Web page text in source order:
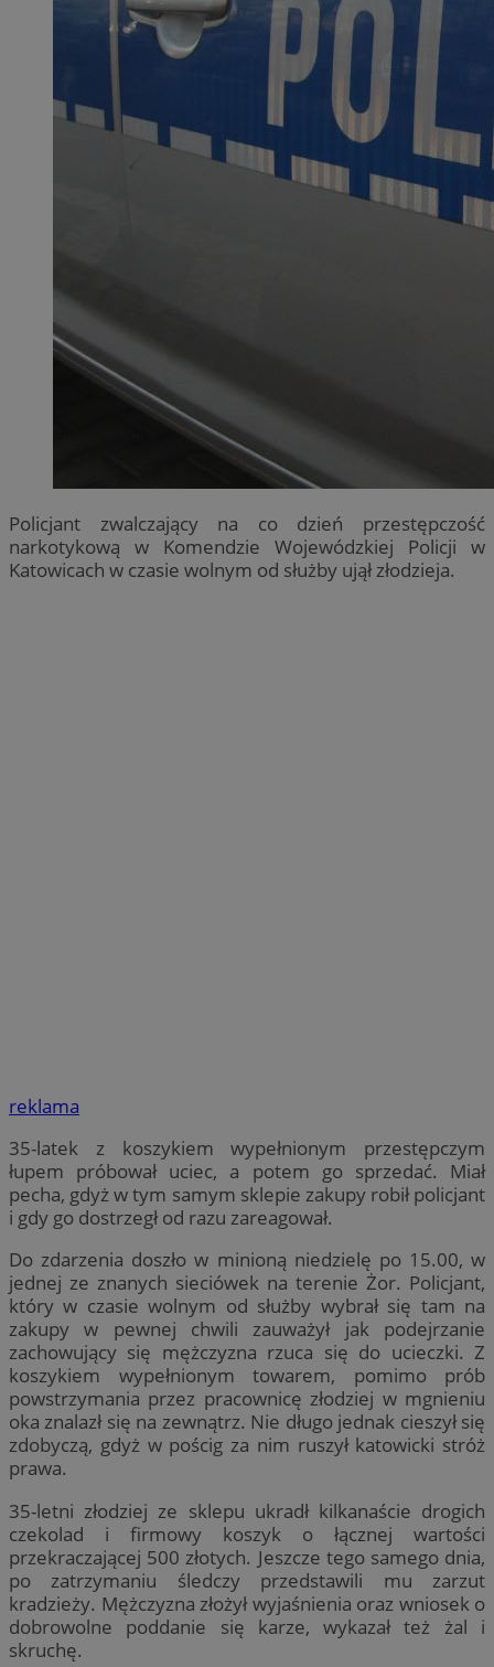
Policjant zwalczający na co dzień przestępczość
narkotykową w Komendzie Wojewódzkiej Policji w
Katowicach w czasie wolnym od służby ujął złodzieja.
reklama
35-latek z koszykiem wypełnionym przestępczym
łupem próbował uciec, a potem go sprzedać. Miał
pecha, gdyż w tym samym sklepie zakupy robił policjant
i gdy go dostrzegł od razu zareagował.
Do zdarzenia doszło w minioną niedzielę po 15.00, w
jednej ze znanych sieciówek na terenie Żor. Policjant,
który w czasie wolnym od służby wybrał się tam na
zakupy w pewnej chwili zauważył jak podejrzanie
zachowujący się mężczyzna rzuca się do ucieczki. Z
koszykiem wypełnionym towarem, pomimo prób
powstrzymania przez pracownicę złodziej w mgnieniu
oka znalazł się na zewnątrz. Nie długo jednak cieszył się
zdobyczą, gdyż w pościg za nim ruszył katowicki stróż
prawa.
35-letni złodziej ze sklepu ukradł kilkanaście drogich
czekolad i firmowy koszyk o łącznej wartości
przekraczającej 500 złotych. Jeszcze tego samego dnia,
po zatrzymaniu śledczy przedstawili mu zarzut
kradzieży. Mężczyzna złożył wyjaśnienia oraz wniosek o
dobrowolne poddanie się karze, wykazał też żal i
skruchę.